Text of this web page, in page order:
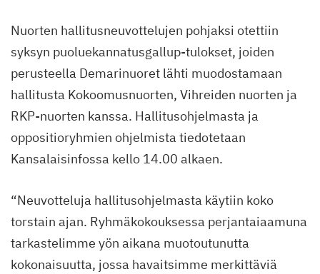
Nuorten hallitusneuvottelujen pohjaksi otettiin
syksyn puoluekannatusgallup-tulokset, joiden
perusteella Demarinuoret lähti muodostamaan
hallitusta Kokoomusnuorten, Vihreiden nuorten ja
RKP-nuorten kanssa. Hallitusohjelmasta ja
oppositioryhmien ohjelmista tiedotetaan
Kansalaisinfossa kello 14.00 alkaen.
“Neuvotteluja hallitusohjelmasta käytiin koko
torstain ajan. Ryhmäkokouksessa perjantaiaamuna
tarkastelimme yön aikana muotoutunutta
kokonaisuutta, jossa havaitsimme merkittäviä